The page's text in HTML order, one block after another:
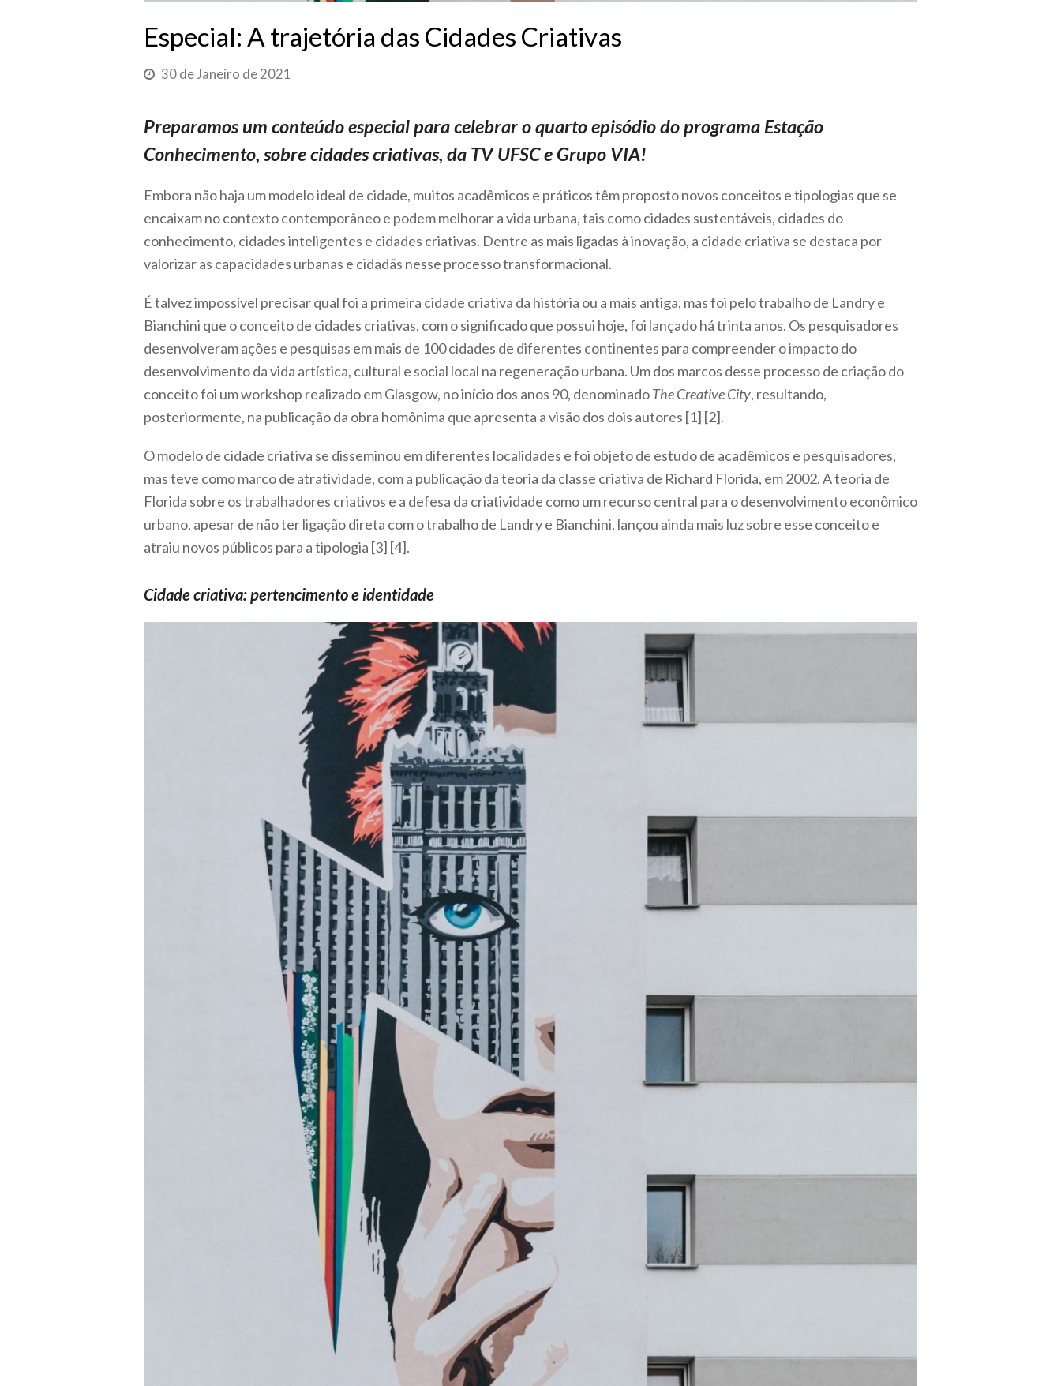
Especial: A trajetória das Cidades Criativas
30 de Janeiro de 2021
Preparamos um conteúdo especial para celebrar o quarto episódio do programa Estação
Conhecimento, sobre cidades criativas, da TV UFSC e Grupo VIA!
Embora não haja um modelo ideal de cidade, muitos acadêmicos e práticos têm proposto novos conceitos e tipologias que se
encaixam no contexto contemporâneo e podem melhorar a vida urbana, tais como cidades sustentáveis, cidades do
conhecimento, cidades inteligentes e cidades criativas. Dentre as mais ligadas à inovação, a cidade criativa se destaca por
valorizar as capacidades urbanas e cidadãs nesse processo transformacional.
É talvez impossível precisar qual foi a primeira cidade criativa da história ou a mais antiga, mas foi pelo trabalho de Landry e
Bianchini que o conceito de cidades criativas, com o significado que possui hoje, foi lançado há trinta anos. Os pesquisadores
desenvolveram ações e pesquisas em mais de 100 cidades de diferentes continentes para compreender o impacto do
desenvolvimento da vida artística, cultural e social local na regeneração urbana. Um dos marcos desse processo de criação do
conceito foi um workshop realizado em Glasgow, no início dos anos 90, denominadoThe Creative City, resultando,
posteriormente, na publicação da obra homônima que apresenta a visão dos dois autores [1] [2].
O modelo de cidade criativa se disseminou em diferentes localidades e foi objeto de estudo de acadêmicos e pesquisadores,
mas teve como marco de atratividade, com a publicação da teoria da classe criativa de Richard Florida, em 2002. A teoria de
Florida sobre os trabalhadores criativos e a defesa da criatividade como um recurso central para o desenvolvimento econômico
urbano, apesar de não ter ligação direta com o trabalho de Landry e Bianchini, lançou ainda mais luz sobre esse conceito e
atraiu novos públicos para a tipologia [3] [4].
Cidade criativa: pertencimento e identidade